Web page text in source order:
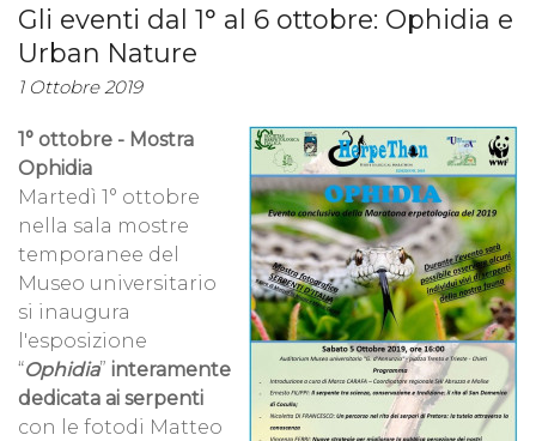
Gli eventi dal 1° al 6 ottobre: Ophidia e
Urban Nature
1 Ottobre 2019
1° ottobre - Mostra
Ophidia
Martedì 1° ottobre
nella sala mostre
temporanee del
Museo universitario
si inaugura
l'esposizione
“Ophidia” interamente
dedicata ai serpenti
con le fotodi Matteo